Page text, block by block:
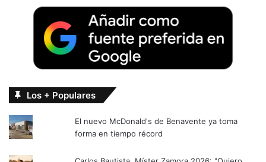
Los + Populares
El nuevo McDonald's de Benavente ya toma
forma en tiempo récord